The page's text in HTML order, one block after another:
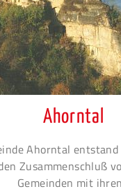
Ahorntal
Ahorntal
Zusammenschluß
Gemeinden mit